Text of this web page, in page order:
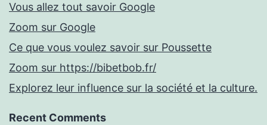
Vous allez tout savoir Google
Zoom sur Google
Ce que vous voulez savoir sur Poussette
Zoom sur https://bibetbob.fr/
Explorez leur influence sur la société et la culture.
Recent Comments